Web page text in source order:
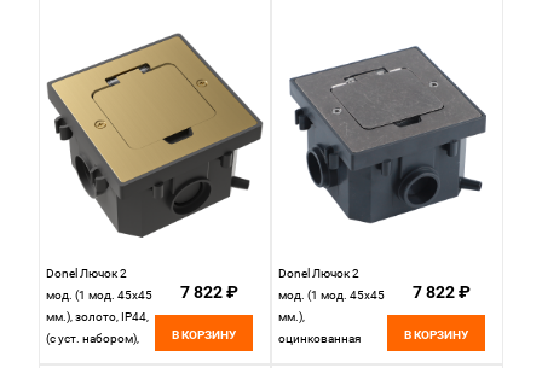
Donel Лючок 2
мод. (1 мод. 45х45
мм.), золото, IP44,
(с уст. набором),
7 822 ₽
В КОРЗИНУ
Donel Лючок 2
мод. (1 мод. 45х45
мм.),
оцинкованная
7 822 ₽
В КОРЗИНУ